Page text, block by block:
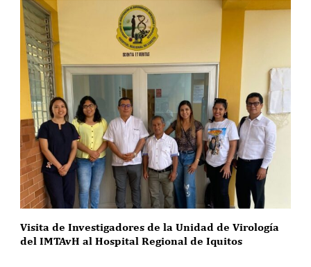
Visita de Investigadores de la Unidad de Virología
del IMTAvH al Hospital Regional de Iquitos